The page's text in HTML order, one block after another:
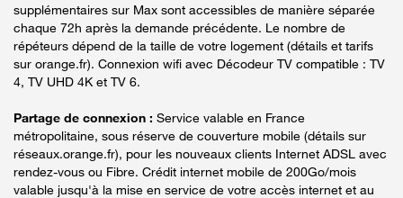
supplémentaires sur Max sont accessibles de manière séparée
chaque 72h après la demande précédente. Le nombre de
répéteurs dépend de la taille de votre logement (détails et tarifs
sur orange.fr). Connexion wifi avec Décodeur TV compatible : TV
4, TV UHD 4K et TV 6.
Partage de connexion : Service valable en France
métropolitaine, sous réserve de couverture mobile (détails sur
réseaux.orange.fr), pour les nouveaux clients Internet ADSL avec
rendez-vous ou Fibre. Crédit internet mobile de 200Go/mois
valable jusqu'à la mise en service de votre accès internet et au